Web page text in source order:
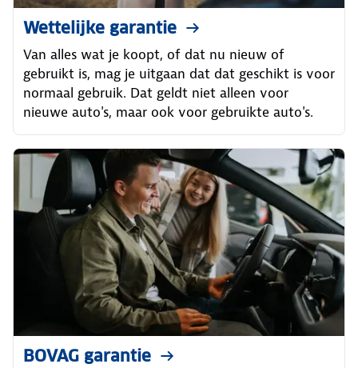
Wettelijke garantie
Van alles wat je koopt, of dat nu nieuw of
gebruikt is, mag je uitgaan dat dat geschikt is voor
normaal gebruik. Dat geldt niet alleen voor
nieuwe auto's, maar ook voor gebruikte auto's.
BOVAG garantie